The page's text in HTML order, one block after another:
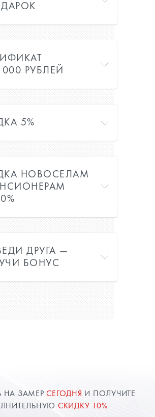
РУБЛЕЙ
5%
НОВОСЕЛАМ
ДРУГА —
БОНУС
НА ЗАМЕРСЕГОДНЯ И ПОЛУЧИТЕ
СКИДКУ 10%